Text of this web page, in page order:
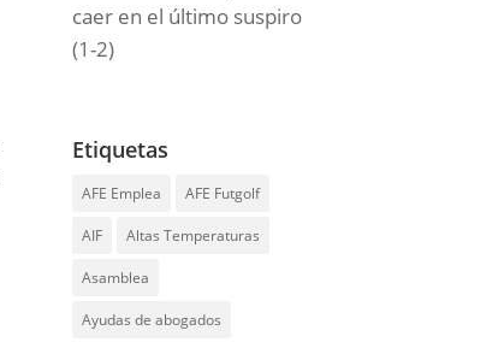
caer en el último suspiro
(1-2)
Etiquetas
AFE Emplea AFE Futgolf
AIF Altas Temperaturas
Asamblea
Ayudas de abogados